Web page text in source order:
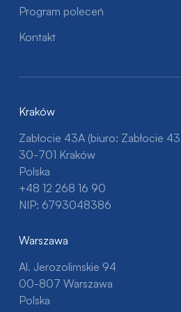
Program poleceń
Kontakt
Kraków
Zabłocie 43A (biuro: Zabłocie
30-701 Kraków
Polska
+48 12 268 16 90
NIP: 6793048386
Warszawa
Al. Jerozolimskie 94
00-807 Warszawa
Polska